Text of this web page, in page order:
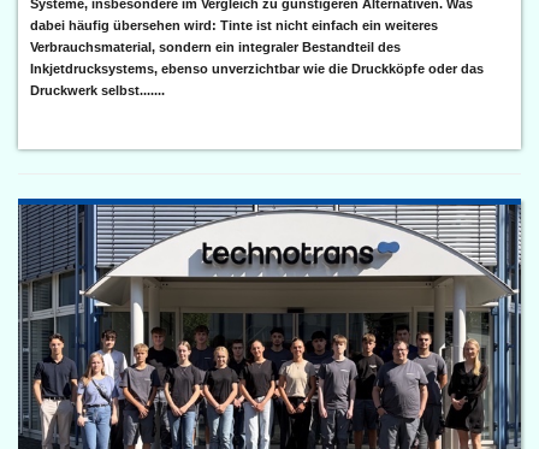
Systeme, insbesondere im Vergleich zu günstigeren Alternativen. Was
dabei häufig übersehen wird: Tinte ist nicht einfach ein weiteres
Verbrauchsmaterial, sondern ein integraler Bestandteil des
Inkjetdrucksystems, ebenso unverzichtbar wie die Druckköpfe oder das
Druckwerk selbst.......